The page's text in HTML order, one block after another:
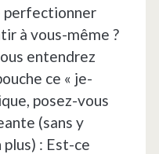
perfectionner
à vous-même ?
entendrez
ce « je-
posez-vous
(sans y
: Est-ce